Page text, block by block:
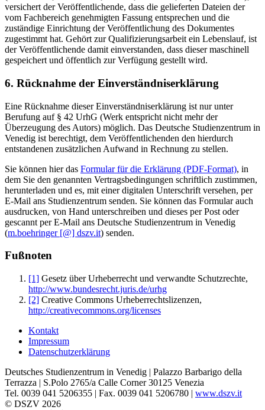
versichert der Veröffentlichende, dass die gelieferten Dateien der
vom Fachbereich genehmigten Fassung entsprechen und die
zuständige Einrichtung der Veröffentlichung des Dokumentes
zugestimmt hat. Gehört zur Qualifizierungsarbeit ein Lebenslauf, ist
der Veröffentlichende damit einverstanden, dass dieser maschinell
gespeichert und öffentlich zur Verfügung gestellt wird.
6. Rücknahme der Einverständniserklärung
Eine Rücknahme dieser Einverständniserklärung ist nur unter
Berufung auf § 42 UrhG (Werk entspricht nicht mehr der
Überzeugung des Autors) möglich. Das Deutsche Studienzentrum in
Venedig ist berechtigt, dem Veröffentlichenden den hierdurch
entstandenen zusätzlichen Aufwand in Rechnung zu stellen.
Sie können hier das Formular für die Erklärung (PDF-Format), in
dem Sie den genannten Vertragsbedingungen schriftlich zustimmen,
herunterladen und es, mit einer digitalen Unterschrift versehen, per
E-Mail ans Studienzentrum senden. Sie können das Formular auch
ausdrucken, von Hand unterschreiben und dieses per Post oder
gescannt per E-Mail ans Deutsche Studienzentrum in Venedig
(m.boehringer [@] dszv.it) senden.
Fußnoten
[1] Gesetz über Urheberrecht und verwandte Schutzrechte,
http://www.bundesrecht.juris.de/urhg
[2] Creative Commons Urheberrechtslizenzen,
http://creativecommons.org/licenses
Kontakt
Impressum
Datenschutzerklärung
Deutsches Studienzentrum in Venedig | Palazzo Barbarigo della
Terrazza | S.Polo 2765/a Calle Corner 30125 Venezia
Tel. 0039 041 5206355 | Fax. 0039 041 5206780 | www.dszv.it
© DSZV 2026